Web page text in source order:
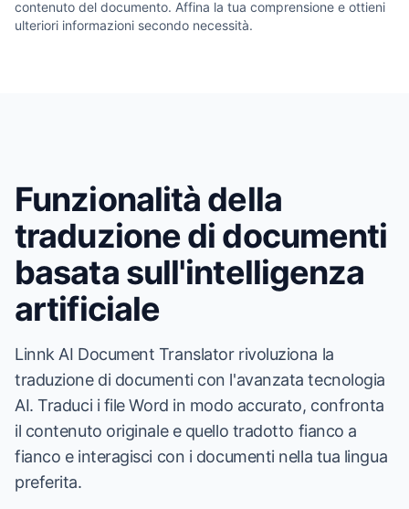
contenuto del documento. Affina la tua comprensione e ottieni
ulteriori informazioni secondo necessità.
Funzionalità della
traduzione di documenti
basata sull'intelligenza
artificiale
Linnk AI Document Translator rivoluziona la
traduzione di documenti con l'avanzata tecnologia
AI. Traduci i file Word in modo accurato, confronta
il contenuto originale e quello tradotto fianco a
fianco e interagisci con i documenti nella tua lingua
preferita.